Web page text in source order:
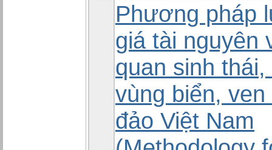
Phương pháp
giá tài nguyên
quan sinh
vùng biển,
đảo Việt Nam